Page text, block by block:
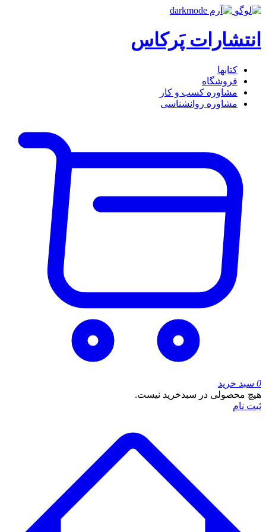
انتشارات پَرکاس
کتاب‎ها
فروشگاه
مشاوره کسب و کار
مشاوره روان‎شناسی
0 سبد خرید
هیچ محصولی در سبدخرید نیست.
ثبت نام